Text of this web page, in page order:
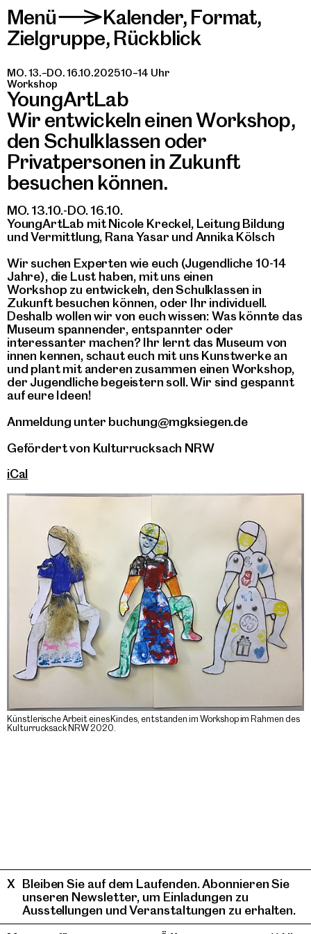
Menü>Kalender, Format,
Zielgruppe, Rückblick
MO. 13.–DO. 16.10.2025 10–14 Uhr
Workshop
YoungArtLab
Wir entwickeln einen Workshop,
den Schulklassen oder
Privatpersonen in Zukunft
besuchen können.
MO. 13.10.-DO. 16.10.
YoungArtLab mit Nicole Kreckel, Leitung Bildung
und Vermittlung, Rana Yasar und Annika Kölsch
Wir suchen Experten wie euch (Jugendliche 10-14
Jahre), die Lust haben, mit uns einen
Workshop zu entwickeln, den Schulklassen in
Zukunft besuchen können, oder Ihr individuell.
Deshalb wollen wir von euch wissen: Was könnte das
Museum spannender, entspannter oder
interessanter machen? Ihr lernt das Museum von
innen kennen, schaut euch mit uns Kunstwerke an
und plant mit anderen zusammen einen Workshop,
der Jugendliche begeistern soll. Wir sind gespannt
auf eure Ideen!
Anmeldung unter buchung@mgksiegen.de
Gefördert von Kulturrucksach NRW
iCal
Künstlerische Arbeit eines Kindes, entstanden im Workshop im Rahmen des
Kulturrucksack NRW 2020.
Bleiben Sie auf dem Laufenden. Abonnieren Sie
unseren Newsletter, um Einladungen zu
Ausstellungen und Veranstaltungen zu erhalten.